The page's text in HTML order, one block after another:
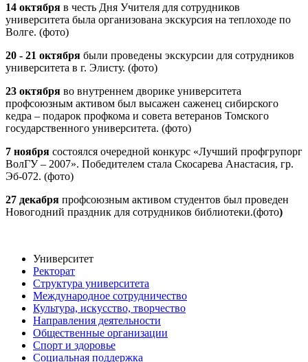
14 октября в честь Дня Учителя для сотрудников
университета была организована экскурсия на теплоходе по
Волге. (фото)
20 - 21 октября были проведены экскурсии для сотрудников
университета в г. Элисту. (фото)
23 октября во внутреннем дворике университета
профсоюзным активом был высажен саженец сибирского
кедра – подарок профкома и совета ветеранов Томского
государственного университета. (фото)
7 ноября состоялся очередной конкурс «Лучший профгрупорг
ВолГУ – 2007». Победителем стала Скосарева Анастасия, гр.
Эб-072. (фото)
27 декабря профсоюзным активом студентов был проведен
Новогодний праздник для сотрудников библиотеки.(фото)
Университет
Ректорат
Структура университета
Международное сотрудничество
Культура, искусство, творчество
Направления деятельности
Общественные организации
Спорт и здоровье
Социальная поддержка